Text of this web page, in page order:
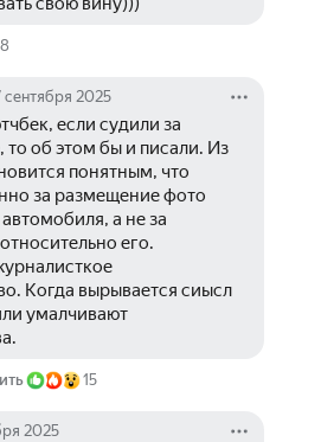
8
сентября 2025
если судили за
то об этом бы и писали. Из
понятным, что
за размещение фото
а не за
его.
Когда вырывается сиысл
умалчивают
15
2025